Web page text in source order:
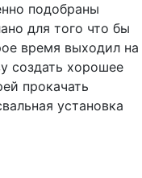
подобраны
для того что бы
время выходил на
создать хорошее
прокачать
установка